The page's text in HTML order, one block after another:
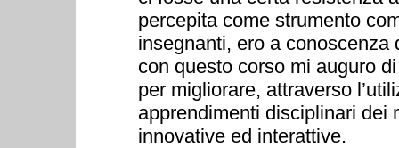
percepita come strumento
insegnanti, ero a
con questo corso mi auguro
per migliorare, attraverso
apprendimenti disciplinari dei
innovative ed interattive.